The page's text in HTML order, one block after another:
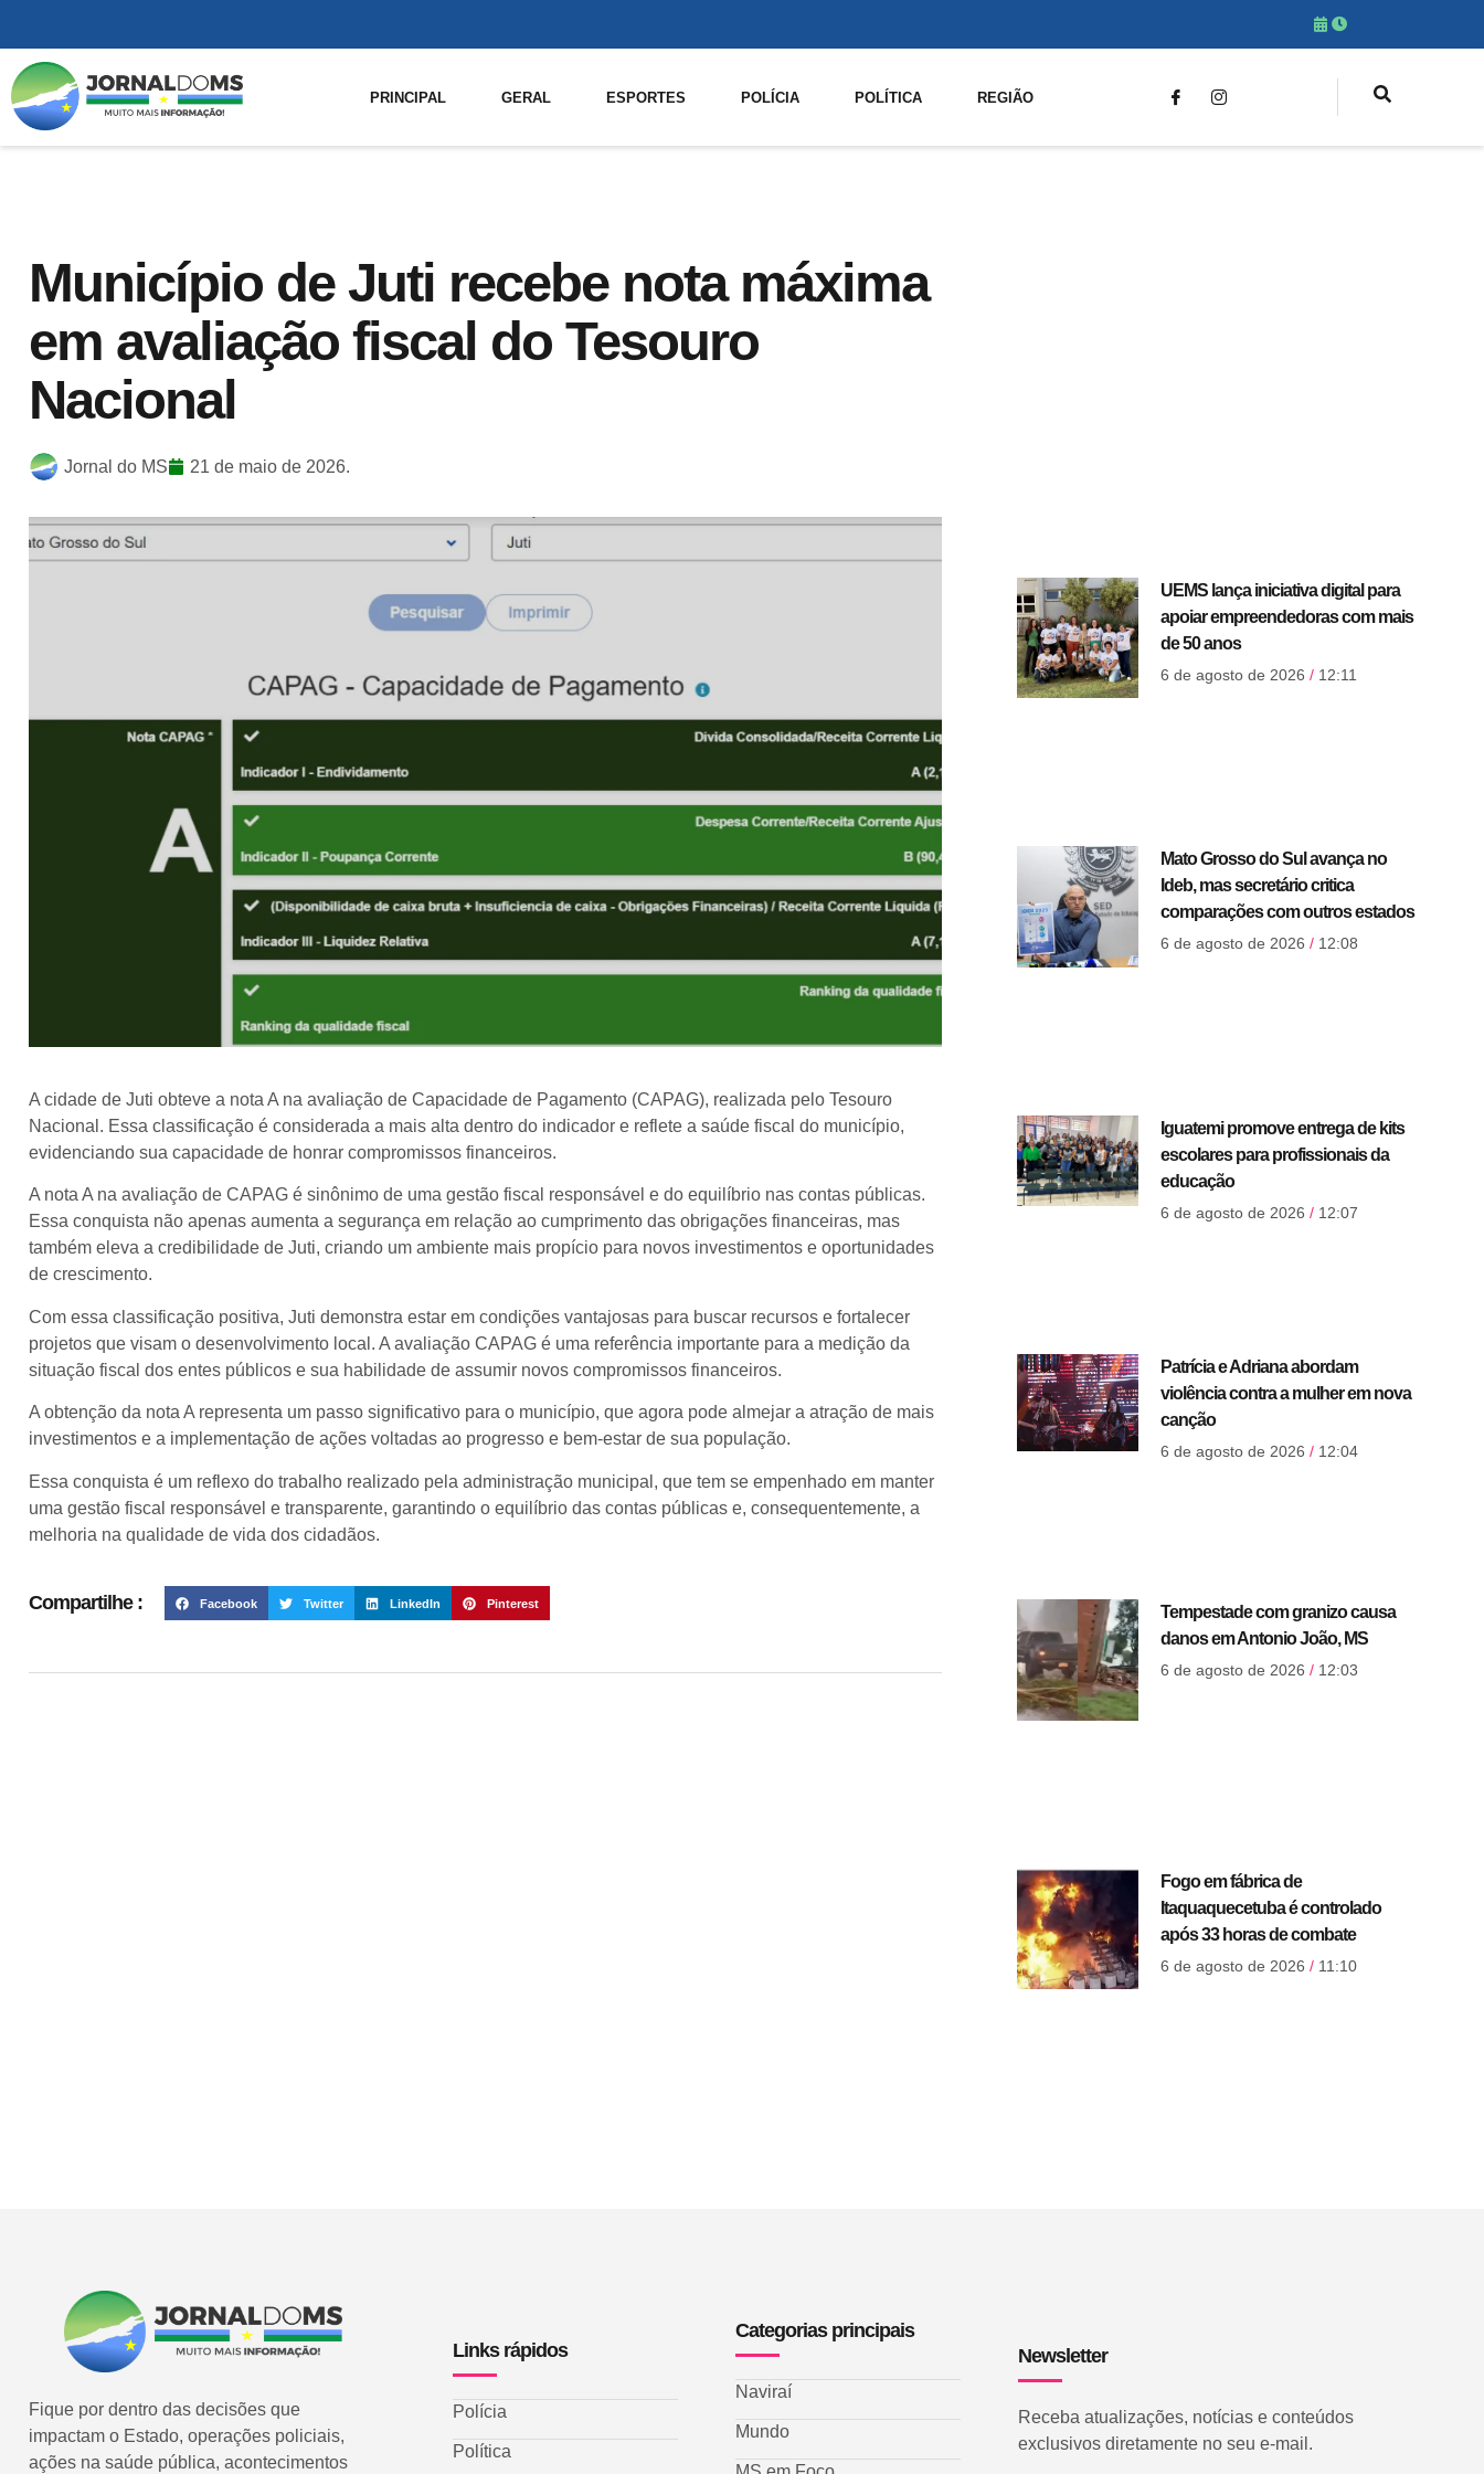
PRINCIPAL GERAL ESPORTES POLÍCIA POLÍTICA REGIÃO
Município de Juti recebe nota máxima
em avaliação fiscal do Tesouro
Nacional
Jornal do MS 21 de maio de 2026.
A cidade de Juti obteve a nota A na avaliação de Capacidade de Pagamento (CAPAG), realizada pelo Tesouro
Nacional. Essa classificação é considerada a mais alta dentro do indicador e reflete a saúde fiscal do município,
evidenciando sua capacidade de honrar compromissos financeiros.
A nota A na avaliação de CAPAG é sinônimo de uma gestão fiscal responsável e do equilíbrio nas contas públicas.
Essa conquista não apenas aumenta a segurança em relação ao cumprimento das obrigações financeiras, mas
também eleva a credibilidade de Juti, criando um ambiente mais propício para novos investimentos e oportunidades
de crescimento.
Com essa classificação positiva, Juti demonstra estar em condições vantajosas para buscar recursos e fortalecer
projetos que visam o desenvolvimento local. A avaliação CAPAG é uma referência importante para a medição da
situação fiscal dos entes públicos e sua habilidade de assumir novos compromissos financeiros.
A obtenção da nota A representa um passo significativo para o município, que agora pode almejar a atração de mais
investimentos e a implementação de ações voltadas ao progresso e bem-estar de sua população.
Essa conquista é um reflexo do trabalho realizado pela administração municipal, que tem se empenhado em manter
uma gestão fiscal responsável e transparente, garantindo o equilíbrio das contas públicas e, consequentemente, a
melhoria na qualidade de vida dos cidadãos.
Compartilhe : Facebook Twitter LinkedIn Pinterest
UEMS lança iniciativa digital para
apoiar empreendedoras com mais
de 50 anos
6 de agosto de 2026 12:11
Mato Grosso do Sul avança no
Ideb, mas secretário critica
comparações com outros estados
6 de agosto de 2026 12:08
Iguatemi promove entrega de kits
escolares para profissionais da
educação
6 de agosto de 2026 12:07
Patrícia e Adriana abordam
violência contra a mulher em nova
canção
6 de agosto de 2026 12:04
Tempestade com granizo causa
danos em Antonio João, MS
6 de agosto de 2026 12:03
Fogo em fábrica de
Itaquaquecetuba é controlado
após 33 horas de combate
6 de agosto de 2026 11:10
Fique por dentro das decisões que
impactam o Estado, operações policiais,
ações na saúde pública, acontecimentos
Links rápidos
Polícia
Política
Categorias principais
Naviraí
Mundo
Newsletter
Receba atualizações, notícias e conteúdos
exclusivos diretamente no seu e-mail.